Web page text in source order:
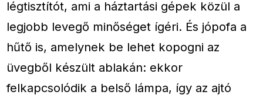
légtisztítót, ami a háztartási gépek közül a
legjobb levegő minőséget ígéri. És jópofa a
hűtő is, amelynek be lehet kopogni az
üvegből készült ablakán: ekkor
felkapcsolódik a belső lámpa, így az ajtó